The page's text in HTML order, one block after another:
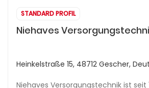
STANDARD PROFIL
Niehaves
Heinkelstraße 15, 48712 Gescher,
Niehaves Versorgungstechnik ist seit